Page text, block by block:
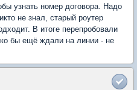
узнать номер договора. Надо
не знал, старый роутер
В итоге перепробовали
бы ещё ждали на линии - не